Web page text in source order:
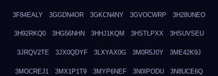
3F84EALY 3GGDN4OR 3GKCN4NY 3GVOCWRP 3H28UNEO
3H92RKQ0 3HG56NHN 3HHJ1KQM 3HSTLPXX 3HSUVSEU
3JRQV2TE 3JX0QDYF 3LXYAX0G 3M0R5J0Y 3ME42K9J
3MOCREJ1 3MX1P1T9 3MYP6NEF 3N0IPODU 3N8UCE6Q